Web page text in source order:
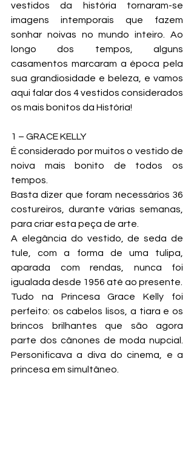
vestidos da história tornaram-se
imagens intemporais que fazem
sonhar noivas no mundo inteiro. Ao
longo dos tempos, alguns
casamentos marcaram a época pela
sua grandiosidade e beleza, e vamos
aqui falar dos 4 vestidos considerados
os mais bonitos da História!
1 – GRACE KELLY
É considerado por muitos o vestido de
noiva mais bonito de todos os
tempos.
Basta dizer que foram necessários 36
costureiros, durante várias semanas,
para criar esta peça de arte.
A elegância do vestido, de seda de
tule, com a forma de uma tulipa,
aparada com rendas, nunca foi
igualada desde 1956 até ao presente.
Tudo na Princesa Grace Kelly foi
perfeito: os cabelos lisos, a tiara e os
brincos brilhantes que são agora
parte dos cânones de moda nupcial.
Personificava a diva do cinema, e a
princesa em simultâneo.